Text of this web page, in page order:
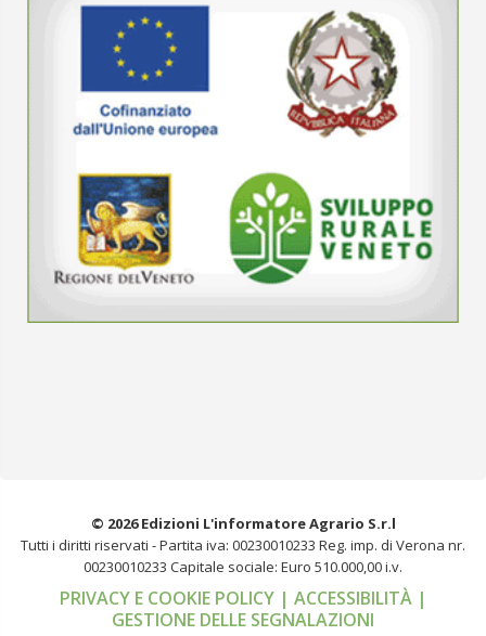
© 2026 Edizioni L'informatore Agrario S.r.l
Tutti i diritti riservati -Partita iva: 00230010233 Reg. imp. di Verona nr.
00230010233 Capitale sociale: Euro 510.000,00 i.v.
PRIVACY E COOKIE POLICY | ACCESSIBILITÀ |
GESTIONE DELLE SEGNALAZIONI